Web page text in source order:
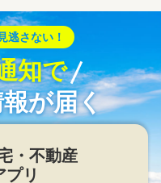
逃さない！
知で
が届く
・不動産
プリ